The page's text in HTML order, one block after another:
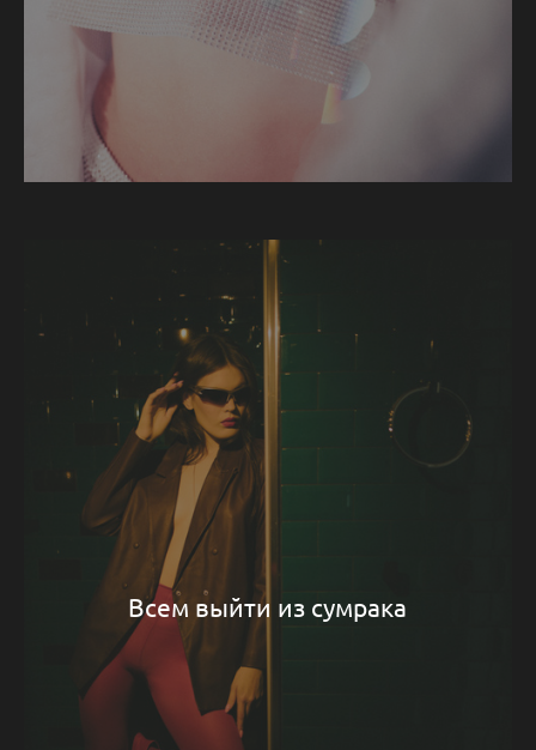
Всем выйти из сумрака